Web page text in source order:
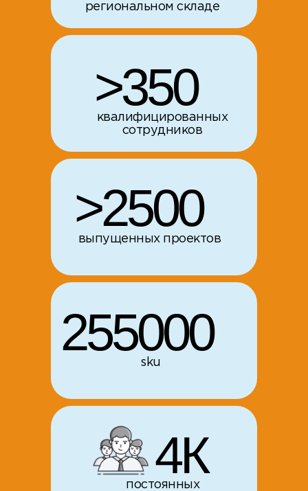
>350
>2500
4К
255000
региональном складе
постоянных
квалифицированных
сотрудников
выпущенных проектов
sku